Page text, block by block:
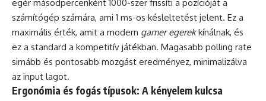
egér másodpercenként 1000-szer frissíti a pozícióját a
számítógép számára, ami 1 ms-os késleltetést jelent. Ez a
maximális érték, amit a modern gamer egerekkínálnak, és
ez a standard a kompetitív játékban. Magasabb polling rate
simább és pontosabb mozgást eredményez, minimalizálva
az input lagot.
Ergonómia és fogás típusok: A kényelem kulcsa